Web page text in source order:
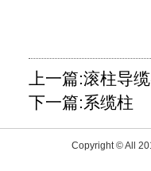
上一篇:滚柱导
下一篇:系缆柱
Copyright © All